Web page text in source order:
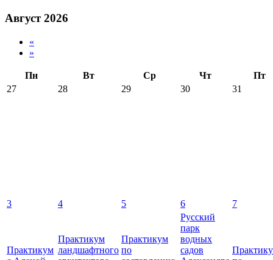
Август 2026
«
»
Пн Вт Ср Чт
Пт
27
28 29 30 31
3 4 5 6 7
Практикум
Практикум
ландшафтного
Практикум
по
Русский
парк
водных
садов